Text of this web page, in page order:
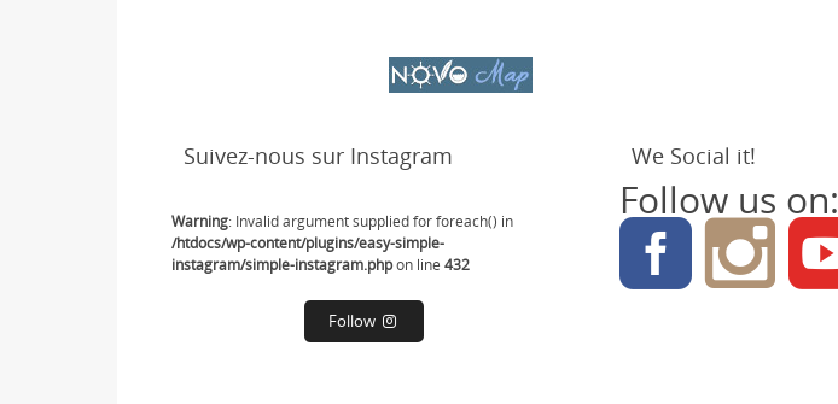
Suivez-nous sur Instagram
Warning: Invalid argument supplied for foreach() in
/htdocs/wp-content/plugins/easy-simple-
instagram/simple-instagram.phpon line 432
Follow
We Social it!
Follow us on: